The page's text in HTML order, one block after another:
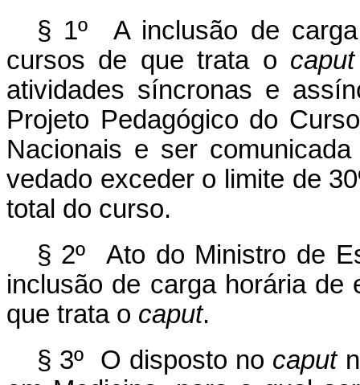
§ 1º A inclusão de
cursos de que trata o caput
atividades síncronas e
Projeto Pedagógico do
Nacionais e ser
vedado exceder o limite de
total do curso.
§ 2º Ato do Ministro de
inclusão de carga horária
que trata o caput.
§ 3º O disposto no caput